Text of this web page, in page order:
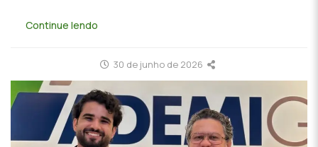
Continue lendo
30 de junho de 2026